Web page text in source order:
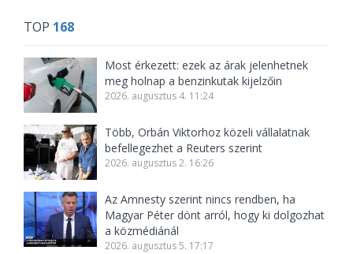
TOP 168
Most érkezett: ezek az árak jelenhetnek
meg holnap a benzinkutak kijelzőin
2026. augusztus 4. 11:24
Több, Orbán Viktorhoz közeli vállalatnak
befellegezhet a Reuters szerint
2026. augusztus 2. 16:26
Az Amnesty szerint nincs rendben, ha
Magyar Péter dönt arról, hogy ki dolgozhat
a közmédiánál
2026. augusztus 5. 17:17